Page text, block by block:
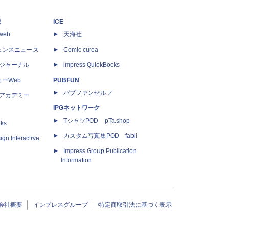
ンスニュース
ャーナル
ーWeb
カデミー
Interactive
ICE
天海社
Comic curea
impress QuickBooks
PUBFUN
パブファンセルフ
IPGネットワーク
TシャツPOD pTa.shop
カスタム写真集POD fabli
Impress Group Publication
Information
社概要 インプレスグループ 特定商取引法に基づく表示